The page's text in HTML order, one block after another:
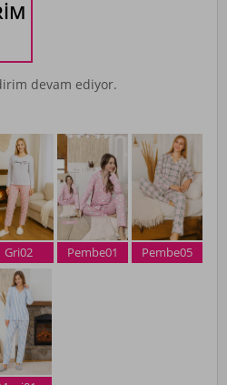
devam ediyor.
Gri02 Pembe01 Pembe05